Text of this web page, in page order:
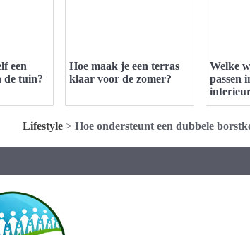
een
de tuin?
Hoe maak je een terras
klaar voor de zomer?
Welke
passen
Lifestyle> Hoe ondersteunt een dubbele